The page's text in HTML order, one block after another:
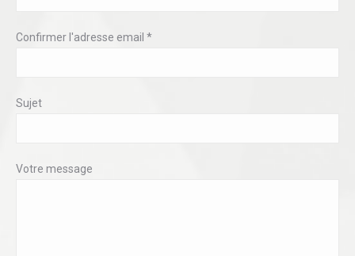
Confirmer l'adresse email *
Sujet
Votre message